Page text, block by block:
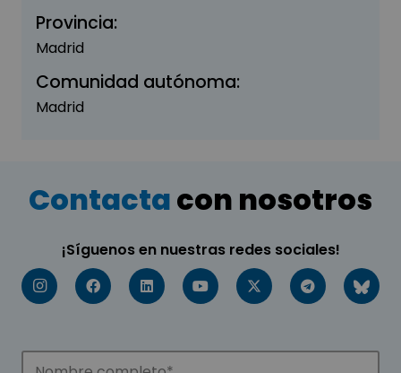
Provincia:
Madrid
Comunidad autónoma:
Madrid
Contactacon nosotros
¡Síguenos en nuestras redes sociales!